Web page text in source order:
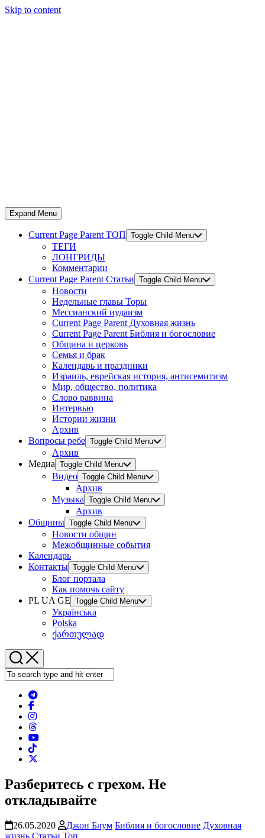
Skip to content
Expand Menu
Current Page Parent ТОП Toggle Child Menu
ТЕГИ
ЛОНГРИДЫ
Комментарии
Current Page Parent Статьи Toggle Child Menu
Новости
Недельные главы Торы
Мессианский иудаизм
Current Page Parent Духовная жизнь
Current Page Parent Библия и богословие
Община и церковь
Семья и брак
Календарь и праздники
Израиль, еврейская история, антисемитизм
Мир, общество, политика
Слово раввина
Интервью
Истории жизни
Архив
Вопросы ребе Toggle Child Menu
Архив
Медиа Toggle Child Menu
Видео Toggle Child Menu
Архив
Музыка Toggle Child Menu
Архив
Общины Toggle Child Menu
Новости общин
Межобщинные события
Календарь
Контакты Toggle Child Menu
Блог портала
Как помочь сайту
PL UA GE Toggle Child Menu
Українська
Polska
ქართულად
Разберитесь с грехом. Не
откладывайте
26.05.2020 Джон Блум Библия и богословие Духовная
жизнь Статьи Топ